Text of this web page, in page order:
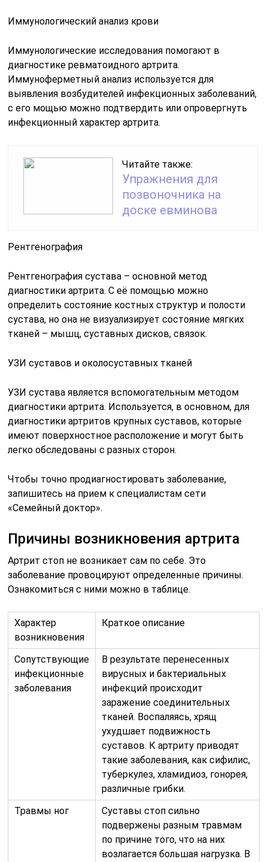
Иммунологический анализ крови
Иммунологические исследования помогают в
диагностике ревматоидного артрита.
Иммуноферметный анализ используется для
выявления возбудителей инфекционных заболеваний,
с его мощью можно подтвердить или опровергнуть
инфекционный характер артрита.
Читайте также:
Упражнения для
позвоночника на
доске евминова
Рентгенография
Рентгенография сустава – основной метод
диагностики артрита. С её помощью можно
определить состояние костных структур и полости
сустава, но она не визуализирует состояние мягких
тканей – мышц, суставных дисков, связок.
УЗИ суставов и околосуставных тканей
УЗИ сустава является вспомогательным методом
диагностики артрита. Используется, в основном, для
диагностики артритов крупных суставов, которые
имеют поверхностное расположение и могут быть
легко обследованы с разных сторон.
Чтобы точно продиагностировать заболевание,
запишитесь на прием к специалистам сети
«Семейный доктор».
Причины возникновения артрита
Артрит стоп не возникает сам по себе. Это
заболевание провоцируют определенные причины.
Ознакомиться с ними можно в таблице.
Характер
возникновения
Краткое описание
Сопутствующие
инфекционные
заболевания
В результате перенесенных
вирусных и бактериальных
инфекций происходит
заражение соединительных
тканей. Воспаляясь, хрящ
ухудшает подвижность
суставов. К артриту приводят
такие заболевания, как сифилис,
туберкулез, хламидиоз, гонорея,
различные грибки.
Травмы ног
Суставы стоп сильно
подвержены разным травмам
по причине того, что на них
возлагается большая нагрузка. В